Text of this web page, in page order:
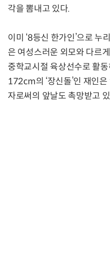
각을 뽐내고 있다.
이미 ‘8등신 한가인’으로 누
은 여성스러운 외모와 다르
중학교시절 육상선수로 활동
172cm의 ‘장신돌’인 재인
자로써의 앞날도 촉망받고